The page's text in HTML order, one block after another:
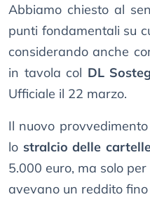
Abbiamo chiesto al
punti fondamentali su
considerando anche
in tavola col DL
Ufficiale il 22 marzo.
Il nuovo
lo stralcio delle
5.000 euro, ma solo
avevano un reddito